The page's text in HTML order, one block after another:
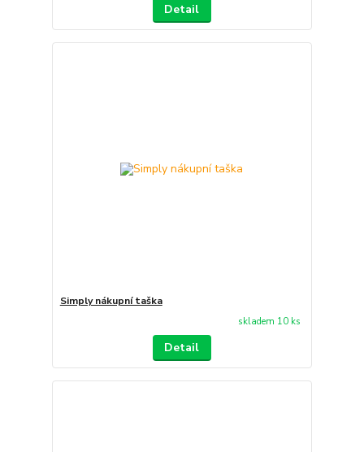
Detail
Simply nákupní taška
skladem 10 ks
Detail